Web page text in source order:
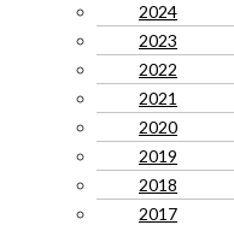
2024
2023
2022
2021
2020
2019
2018
2017